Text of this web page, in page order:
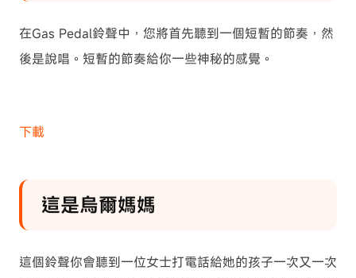
在Gas Pedal鈴聲中，您將首先聽到一個短暫的節奏，然
後是說唱。短暫的節奏給你一些神秘的感覺。
下載
這是烏爾媽媽
這個鈴聲你會聽到一位女士打電話給她的孩子一次又一次